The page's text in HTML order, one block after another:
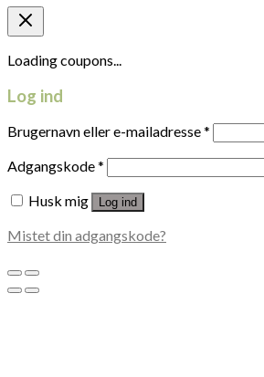
Loading coupons...
Log ind
Brugernavn eller e-mailadresse*
Adgangskode*
Husk mig
Log ind
Mistet din adgangskode?